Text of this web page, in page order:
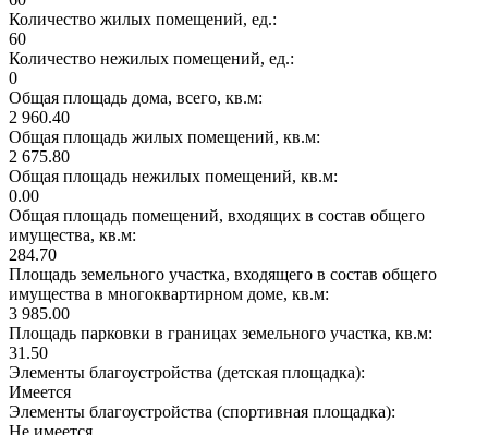
Количество жилых помещений, ед.:
60
Количество нежилых помещений, ед.:
0
Общая площадь дома, всего, кв.м:
2 960.40
Общая площадь жилых помещений, кв.м:
2 675.80
Общая площадь нежилых помещений, кв.м:
0.00
Общая площадь помещений, входящих в состав общего
имущества, кв.м:
284.70
Площадь земельного участка, входящего в состав общего
имущества в многоквартирном доме, кв.м:
3 985.00
Площадь парковки в границах земельного участка, кв.м:
31.50
Элементы благоустройства (детская площадка):
Имеется
Элементы благоустройства (спортивная площадка):
Не имеется